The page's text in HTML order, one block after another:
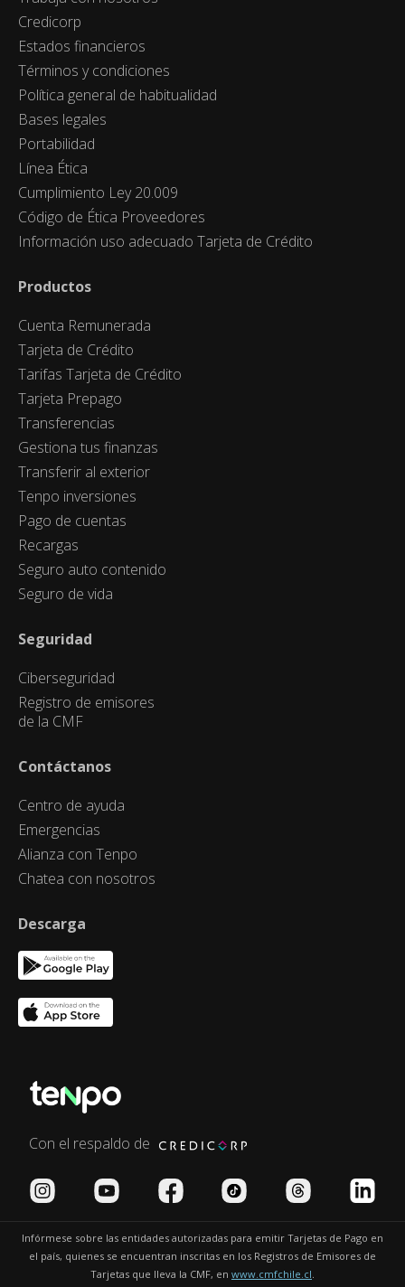
Credicorp
Estados financieros
Términos y condiciones
Política general de habitualidad
Bases legales
Portabilidad
Línea Ética
Cumplimiento Ley 20.009
Código de Ética Proveedores
Información uso adecuado Tarjeta de Crédito
Productos
Cuenta Remunerada
Tarjeta de Crédito
Tarifas Tarjeta de Crédito
Tarjeta Prepago
Transferencias
Gestiona tus finanzas
Transferir al exterior
Tenpo inversiones
Pago de cuentas
Recargas
Seguro auto contenido
Seguro de vida
Seguridad
Ciberseguridad
Registro de emisores
de la CMF
Contáctanos
Centro de ayuda
Emergencias
Alianza con Tenpo
Chatea con nosotros
Descarga
Con el respaldo de
Infórmese sobre las entidades autorizadas para emitir Tarjetas de Pago en
el país, quienes se encuentran inscritas en los Registros de Emisores de
Tarjetas que lleva la CMF, en www.cmfchile.cl